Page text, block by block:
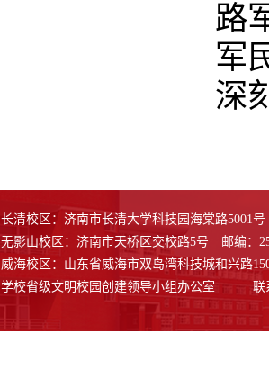
路
军
深
长清校区：济南市长清大学科技园海棠路5001号
无影山校区：济南市天桥区交校路5号 邮编：
威海校区：山东省威海市双岛湾科技城和兴路
学校省级文明校园创建领导小组办公室 联系